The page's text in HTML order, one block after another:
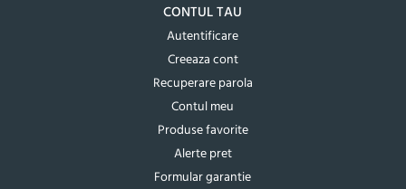
CONTUL TAU
Autentificare
Creeaza cont
Recuperare parola
Contul meu
Produse favorite
Alerte pret
Formular garantie